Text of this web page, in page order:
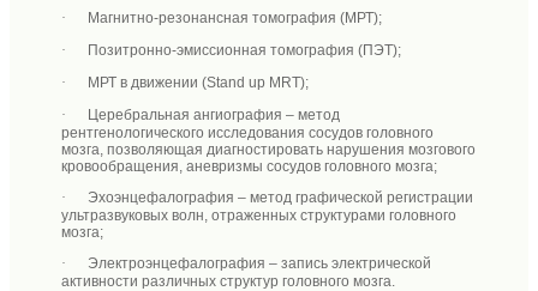
·
Магнитно-резонансная томография (МРТ);
·
Позитронно-эмиссионная томография (ПЭТ);
·
МРТ в движении (Stand up MRT);
·
Церебральная ангиография – метод
рентгенологического исследования сосудов головного
мозга,позволяющая диагностировать нарушения мозгового
кровообращения, аневризмы сосудов головного мозга;
·
Эхоэнцефалография– метод графической регистрации
ультразвуковых волн, отраженных структурами головного
мозга;
·
Электроэнцефалография – запись электрической
активности различных структур головного мозга.